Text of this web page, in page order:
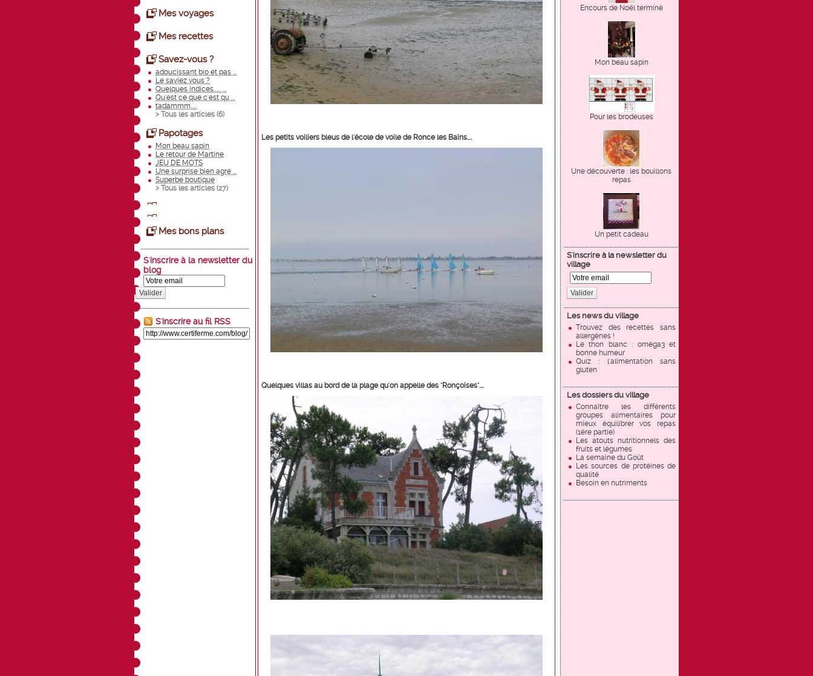
Encours de Noël terminé
Mon beau sapin
Pour les brodeuses
Une découverte : les bouillons
repas
Un petit cadeau
S'inscrire à la newsletter du
village
Valider
Les news du village
Trouvez des recettes sans
allergènes !
Le thon blanc : oméga3 et
bonne humeur
Quiz : l'alimentation sans
gluten
Les dossiers du village
Connaître les différents
groupes alimentaires pour
mieux équilibrer vos repas
(1ère partie)
Les atouts nutritionnels des
fruits et légumes
La semaine du Goût
Les sources de protéines de
qualité
Besoin en nutriments
Mes voyages
Mes recettes
Savez-vous ?
adoucissant bio et pas ...
Le saviez vous ?
Quelques indices...... ...
Qu'est ce que c'est qu ...
tadammm.....
> Tous les articles (6)
Papotages
Mon beau sapin
Le retour de Martine
JEU DE MOTS
Une surprise bien agré ...
Superbe boutique
> Tous les articles (27)
Mes bons plans
S'inscrire à la newsletter du
blog
Valider
S'inscrire au fil RSS
Les petits voiliers bleus de l'école de voile de Ronce les Bains....
Quelques villas au bord de la plage qu'on appelle des "Ronçoises"....